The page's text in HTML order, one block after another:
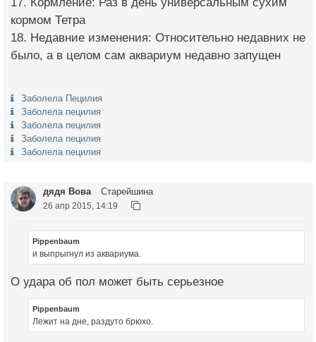
кормом Тетра
18. Недавние изменения: Относительно недавних не
было, а в целом сам аквариум недавно запущен
Заболела Пецилия
Заболела пецилия
Заболела пецилия
Заболела пецилия
Заболела пецилия
дядя Вова Старейшина
26 апр 2015, 14:19
Pippenbaum
и выпрыгнул из аквариума.
О удара об пол может быть серьезное
Pippenbaum
Лежит на дне, раздуто брюхо.